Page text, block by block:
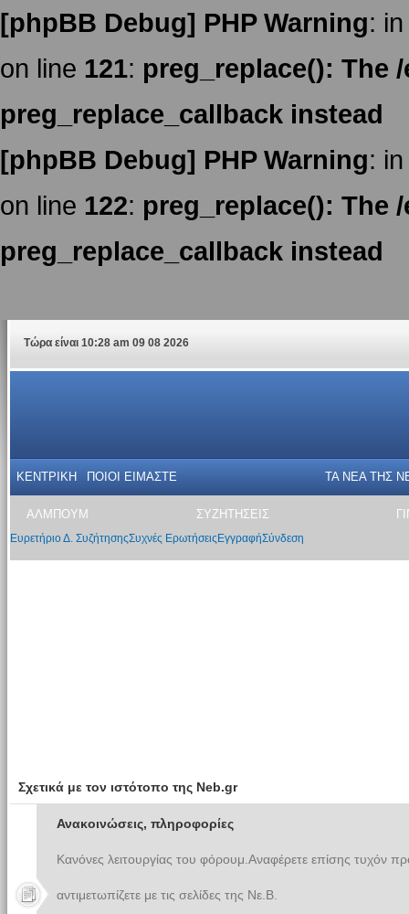
[phpBB Debug] PHP Warning:
on line 121: preg_replace(): The
preg_replace_callback instead
[phpBB Debug] PHP Warning:
on line 122: preg_replace(): The
preg_replace_callback instead
Τώρα είναι 10:28 am 09 08 2026
ΚΕΝΤΡΙΚΗ ΠΟΙΟΙ ΕΙΜΑΣΤΕ ΤΑ ΝΕΑ THΣ
ΑΛΜΠΟΥΜ ΣΥΖΗΤΗΣΕΙΣ
Ευρετήριο Δ. ΣυζήτησηςΣυχνές Ερωτήσεις ΕγγραφήΣύνδεση
Σχετικά με τον ιστότοπο της Neb.gr
Ανακοινώσεις, πληροφορίες
Κανόνες λειτουργίας του φόρουμ.Αναφέρετε επίσης τυχόν
αντιμετωπίζετε με τις σελίδες της Νε.Β.